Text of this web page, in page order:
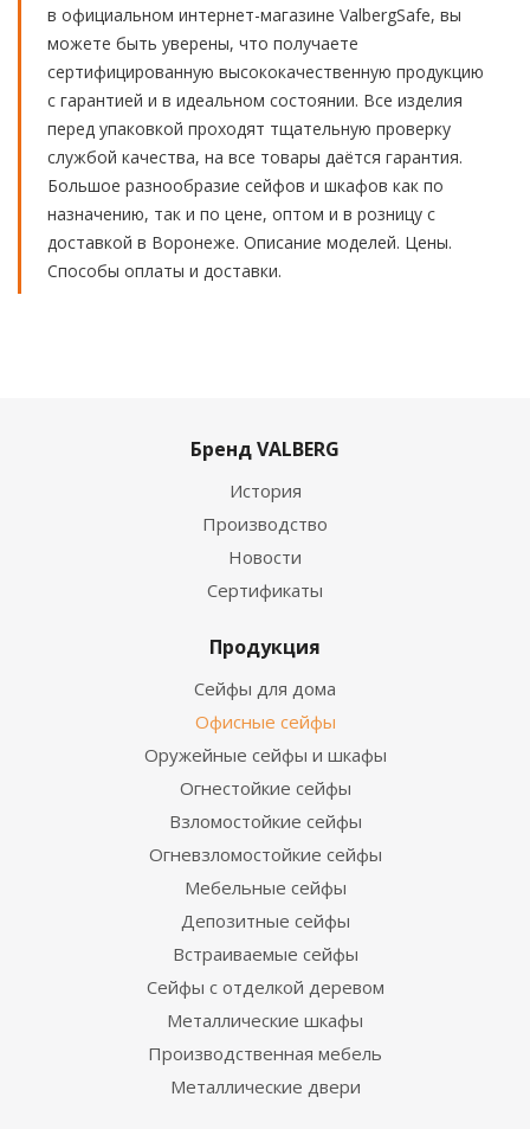
в официальном интернет-магазине ValbergSafe, вы
можете быть уверены, что получаете
сертифицированную высококачественную продукцию
с гарантией и в идеальном состоянии. Все изделия
перед упаковкой проходят тщательную проверку
службой качества, на все товары даётся гарантия.
Большое разнообразие сейфов и шкафов как по
назначению, так и по цене, оптом и в розницу с
доставкой в Воронеже. Описание моделей. Цены.
Способы оплаты и доставки.
Бренд VALBERG
История
Производство
Новости
Сертификаты
Продукция
Сейфы для дома
Офисные сейфы
Оружейные сейфы и шкафы
Огнестойкие сейфы
Взломостойкие сейфы
Огневзломостойкие сейфы
Мебельные сейфы
Депозитные сейфы
Встраиваемые сейфы
Сейфы с отделкой деревом
Металлические шкафы
Производственная мебель
Металлические двери